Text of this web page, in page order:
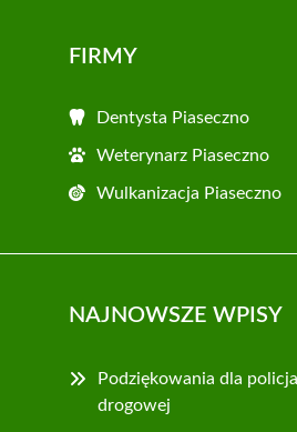
FIRMY
Dentysta Piaseczno
Weterynarz Piaseczno
Wulkanizacja Piaseczno
NAJNOWSZE WPISY
Podziękowania dla
drogowej